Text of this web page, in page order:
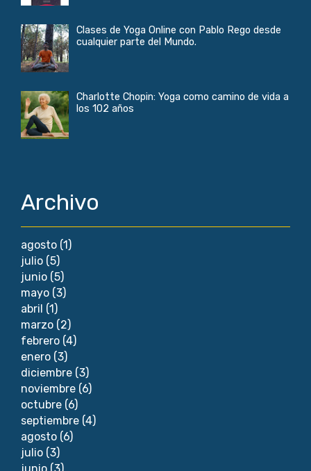
Clases de Yoga Online con Pablo Rego desde
cualquier parte del Mundo.
Charlotte Chopin: Yoga como camino de vida a
los 102 años
Archivo
agosto (1)
julio (5)
junio (5)
mayo (3)
abril (1)
marzo (2)
febrero (4)
enero (3)
diciembre (3)
noviembre (6)
octubre (6)
septiembre (4)
agosto (6)
julio (3)